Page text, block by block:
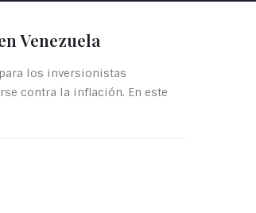
Venezuela
los inversionistas
contra la inflación. En este